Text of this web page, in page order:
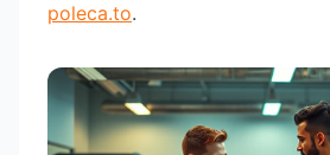
poleca.to.